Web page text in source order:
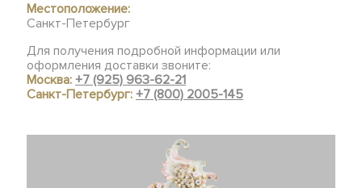
Местоположение:
Санкт-Петербург
Для получения подробной информации или
оформления доставки звоните:
Москва:+7 (925) 963-62-21
Санкт-Петербург:+7 (800) 2005-145